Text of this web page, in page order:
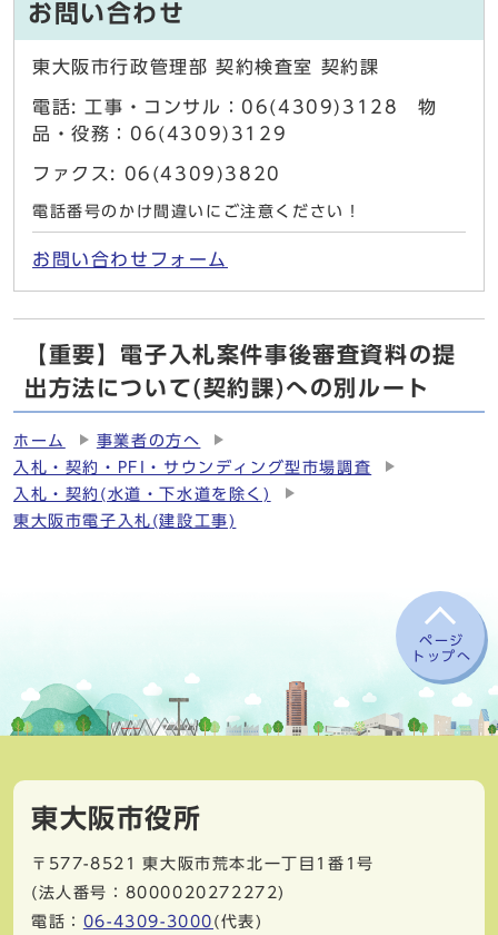
お問い合わせ
東大阪市行政管理部 契約検査室 契約課
電話: 工事・コンサル：06(4309)3128 物
品・役務：06(4309)3129
ファクス: 06(4309)3820
電話番号のかけ間違いにご注意ください！
お問い合わせフォーム
【重要】電子入札案件事後審査資料の提
出方法について(契約課)への別ルート
ホーム
事業者の方へ
入札・契約・PFI・サウンディング型市場調査
入札・契約(水道・下水道を除く)
東大阪市電子入札(建設工事)
ページ
トップへ
東大阪市役所
〒577-8521
東大阪市荒本北一丁目1番1号
(法人番号：8000020272272)
電話： 06-4309-3000 (代表)